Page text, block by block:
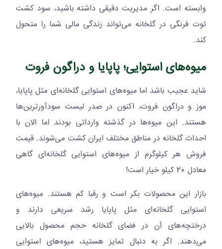
وابسته است. اگر مدیریت دقیقی داشته باشید، سود کشت
توت فرنگی در گلخانه می‌تواند زندگی مالی شما را متحول
کند.
میوه‌های استوایی؛ پاپایا و دراگون فروت
شاید عجیب باشد اما میوه‌های استوایی گلخانه‌ای مثل پاپایا،
موز و دراگون فروت، اکنون در صدر لیست سودآورترین‌ها
هستند. این میوه‌ها در گذشته وارداتی بودند اما الان با
احداث گلخانه در مناطق مختلف ایران کشت می‌شوند. قیمت
فروش هر کیلوگرم از میوه‌های استوایی گلخانه‌ای گاهی
معادل 20 کیلو خیار است!
بازار این محصولات بکر است و رقبا کم هستند. میوه‌های
استوایی گلخانه‌ای مثل پاپایا رشد سریعی دارند و
درختچه‌های آن در فضای گلخانه حجم محصول بالایی
می‌دهند. اگر به دنبال تمایز هستید، میوه‌های استوایی